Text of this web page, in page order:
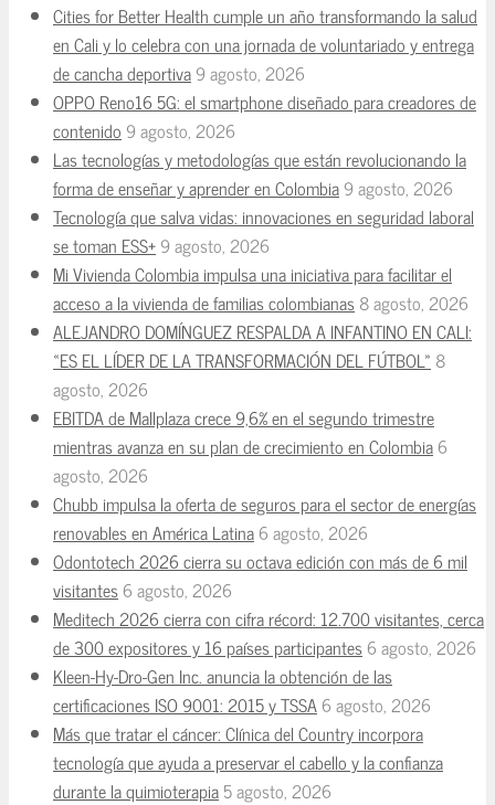
Cities for Better Health cumple un año transformando la salud
en Cali y lo celebra con una jornada de voluntariado y entrega
de cancha deportiva9 agosto, 2026
OPPO Reno16 5G: el smartphone diseñado para creadores de
contenido 9 agosto, 2026
Las tecnologías y metodologías que están revolucionando la
forma de enseñar y aprender en Colombia9 agosto, 2026
Tecnología que salva vidas: innovaciones en seguridad laboral
se toman ESS+9 agosto, 2026
Mi Vivienda Colombia impulsa una iniciativa para facilitar el
acceso a la vivienda de familias colombianas8 agosto, 2026
ALEJANDRO DOMÍNGUEZ RESPALDA A INFANTINO EN CALI:
«ES EL LÍDER DE LA TRANSFORMACIÓN DEL FÚTBOL» 8
agosto, 2026
EBITDA de Mallplaza crece 9,6% en el segundo trimestre
mientras avanza en su plan de crecimiento en Colombia6
agosto, 2026
Chubb impulsa la oferta de seguros para el sector de energías
renovables en América Latina6 agosto, 2026
Odontotech 2026 cierra su octava edición con más de 6 mil
visitantes6 agosto, 2026
Meditech 2026 cierra con cifra récord: 12.700 visitantes, cerca
de 300 expositores y 16 países participantes6 agosto, 2026
Kleen-Hy-Dro-Gen Inc. anuncia la obtención de las
certificaciones ISO 9001: 2015 y TSSA6 agosto, 2026
Más que tratar el cáncer: Clínica del Country incorpora
tecnología que ayuda a preservar el cabello y la confianza
durante la quimioterapia5 agosto, 2026